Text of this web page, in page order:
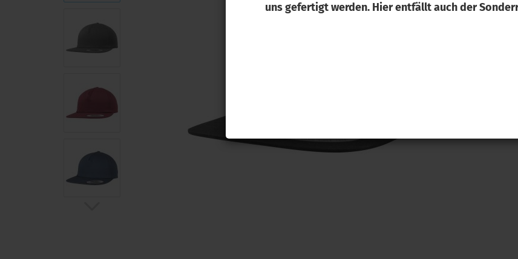
uns gefertigt werden. Hier entfällt auch der